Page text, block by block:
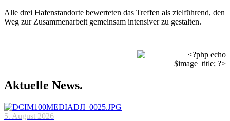
Alle drei Hafenstandorte bewerteten das Treffen als zielführend, den
Weg zur Zusammenarbeit gemeinsam intensiver zu gestalten.
Aktuelle News.
5. August 2026